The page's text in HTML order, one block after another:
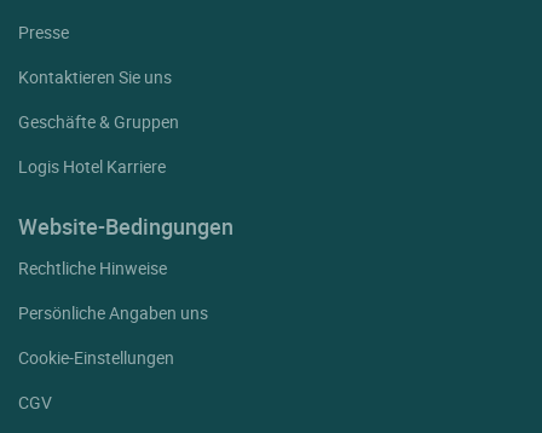
Presse
Kontaktieren Sie uns
Geschäfte & Gruppen
Logis Hotel Karriere
Website-Bedingungen
Rechtliche Hinweise
Persönliche Angaben uns
Cookie-Einstellungen
CGV